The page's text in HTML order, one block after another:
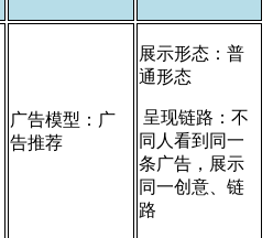
广告模型：广
告推荐
展示形态：普
通形态
呈现链路：不
同人看到同一
条广告，展示
同一创意、链
路